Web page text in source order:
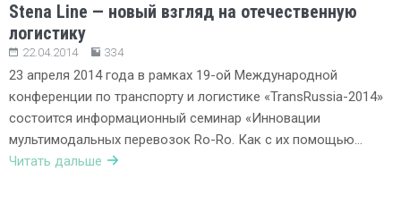
Stena Line — новый взгляд на отечественную
логистику
22.04.2014 334
23 апреля 2014 года в рамках 19-ой Международной
конференции по транспорту и логистике «TransRussia-2014»
состоится информационный семинар «Инновации
мультимодальных перевозок Ro-Ro. Как с их помощью…
Читать дальше